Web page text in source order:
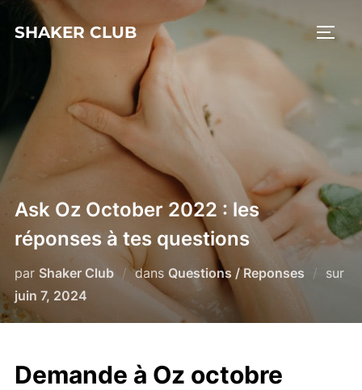
SHAKER CLUB
Ask Oz October 2022 : les
réponses à tes questions
par Shaker Club dans Questions / Reponses
sur
Publié
le
juin 7, 2024
Demande à Oz octobre